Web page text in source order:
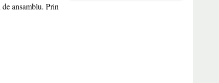
ansamblu. Prin